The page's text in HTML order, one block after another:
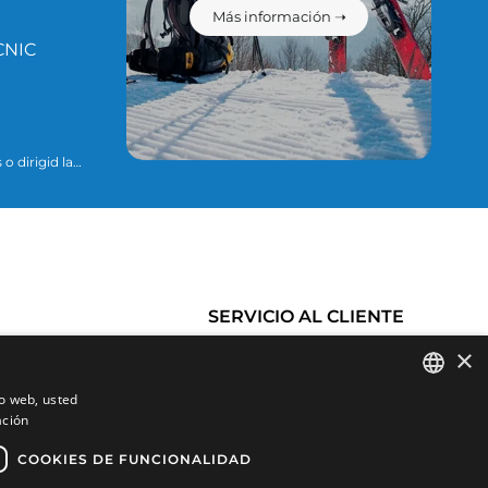
o dirigid la
Más información ➝
Comparar productos
SERVICIO AL CLIENTE
Formas de pago
×
web, usted
COOKIES DE FUNCIONALIDAD